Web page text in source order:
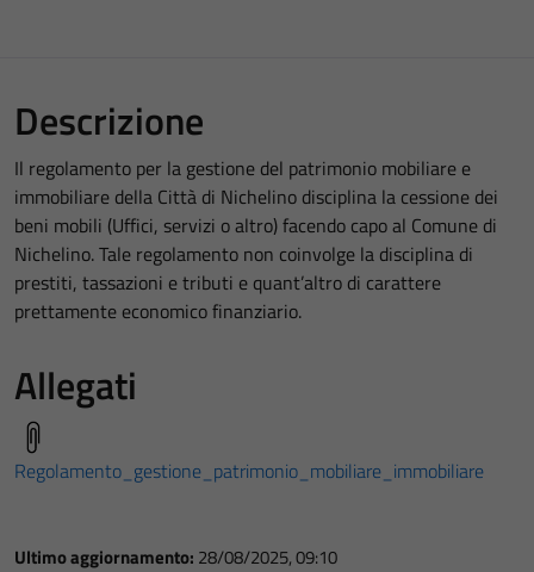
Descrizione
Il regolamento per la gestione del patrimonio mobiliare e
immobiliare della Città di Nichelino disciplina la cessione dei
beni mobili (Uffici, servizi o altro) facendo capo al Comune di
Nichelino. Tale regolamento non coinvolge la disciplina di
prestiti, tassazioni e tributi e quant’altro di carattere
prettamente economico finanziario.
Allegati
Regolamento_gestione_patrimonio_mobiliare_immobiliare
Ultimo aggiornamento: 28/08/2025, 09:10